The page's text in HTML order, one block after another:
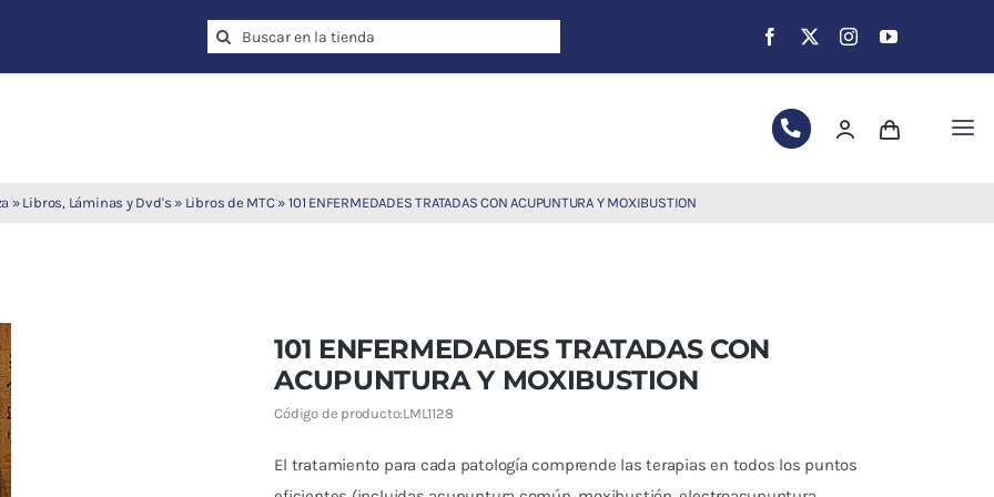
Search
» Libros, Láminas y Dvd's » Libros de MTC»101 ENFERMEDADES TRATADAS CON ACUPUNTURA Y MOXIBUSTION
101 ENFERMEDADES TRATADAS CON
ACUPUNTURA Y MOXIBUSTION
Código de producto:LML1128
El tratamiento para cada patología comprende las terapias en todos los puntos